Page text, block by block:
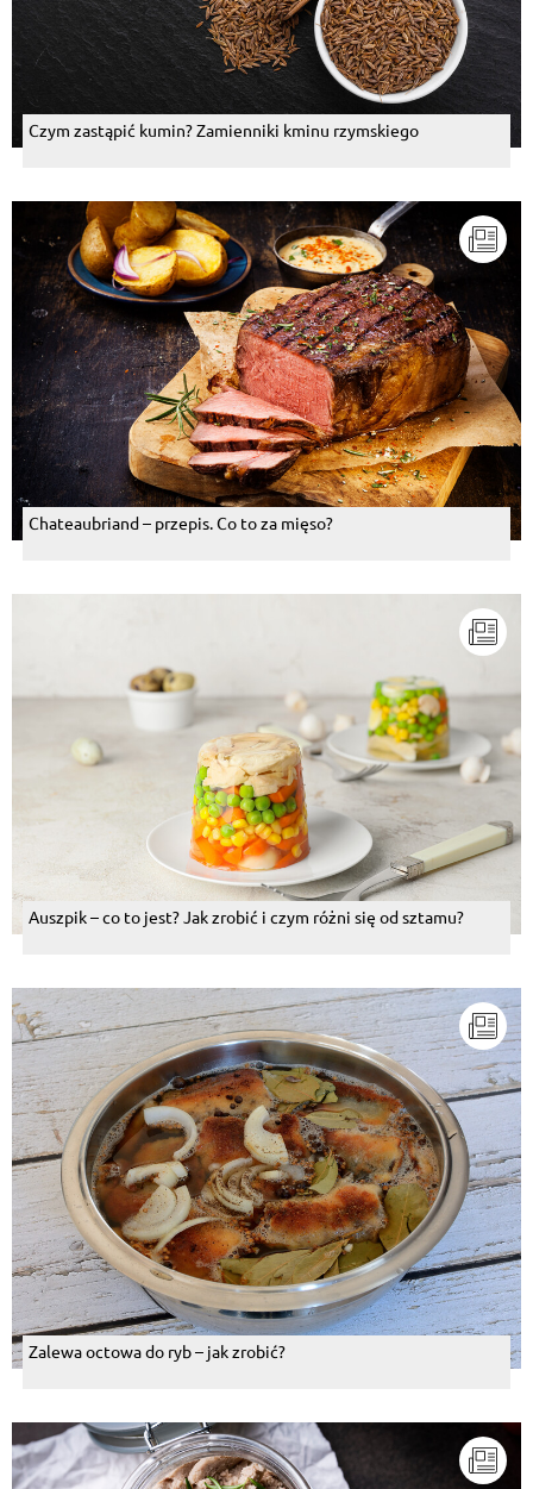
Czym zastąpić kumin? Zamienniki kminu rzymskiego
Chateaubriand – przepis. Co to za mięso?
Auszpik – co to jest? Jak zrobić i czym różni się od sztamu?
Zalewa octowa do ryb – jak zrobić?